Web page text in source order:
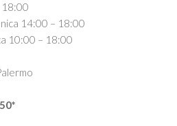
18:00
14:00 – 18:00
10:00 – 18:00